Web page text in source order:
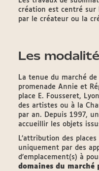
création est centré sur
par le créateur ou la
Les
La tenue du marché
promenade Annie et
place E. Fousseret,
des artistes ou à la
par an. Depuis 1997,
accueillir les objets
L’attribution des
uniquement par des
d’emplacement(s) à
domaines du marché